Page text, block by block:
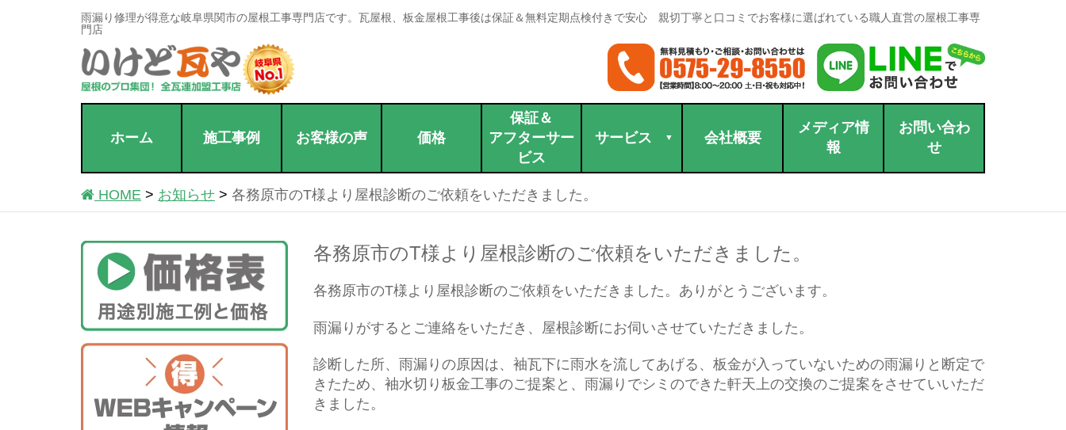
雨漏り修理が得意な岐阜県関市の屋根工事専門店です。瓦屋根、板金屋根工事後は保証＆無料定期点検付きで安心 親切丁寧と口コミでお客様に選ばれている職人直営の屋根工事専
門店
ホーム 施工事例 お客様の声 価格
保証＆
アフターサー
ビス
サービス 会社概要
メディア情
報
お問い合わ
せ
HOME お知らせ 各務原市のT様より屋根診断のご依頼をいただきました。
各務原市のT様より屋根診断のご依頼をいただきました。
各務原市のT様より屋根診断のご依頼をいただきました。ありがとうございます。
雨漏りがするとご連絡をいただき、屋根診断にお伺いさせていただきました。
診断した所、雨漏りの原因は、袖瓦下に雨水を流してあげる、板金が入っていないための雨漏りと断定で
きたため、袖水切り板金工事のご提案と、雨漏りでシミのできた軒天上の交換のご提案をさせていいただ
きました。